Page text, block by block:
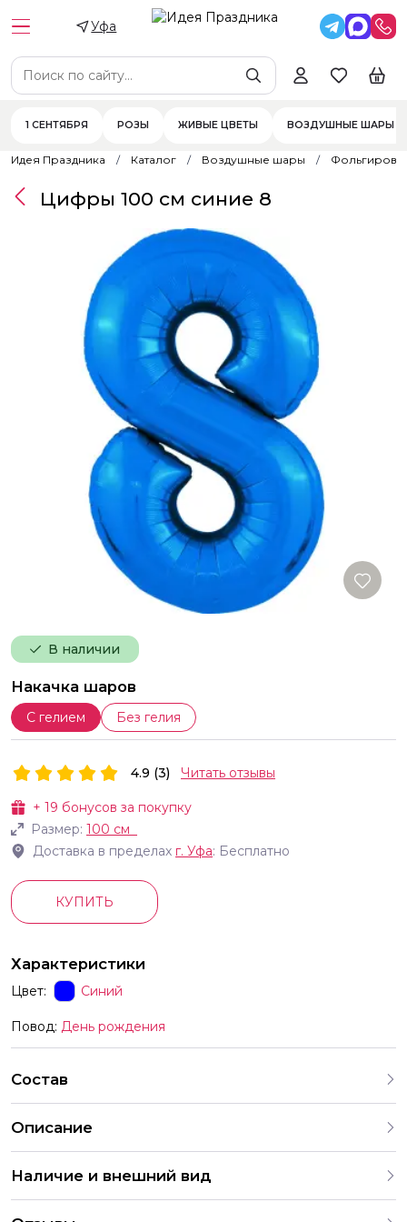
Уфа
1 СЕНТЯБРЯ РОЗЫ ЖИВЫЕ ЦВЕТЫ ВОЗДУШНЫЕ ШАРЫ
Идея Праздника Каталог Воздушные шары
В наличии
Накачка шаров
С гелием Без гелия
Цифры 100 см синие 8
+ 19 бонусов за покупку
Размер: 100 см
Доставка в пределах г. Уфа: Бесплатно
4.9 (3) Читать отзывы
КУПИТЬ
Характеристики
Цвет: Синий
Повод: День рождения
Состав
Описание
100см цвета фуксия или синий на выбор Идеально для
мероприятий тем или иным образом связанное с
конкретным числом выпускной Новый год день рождения
Наличие и внешний вид